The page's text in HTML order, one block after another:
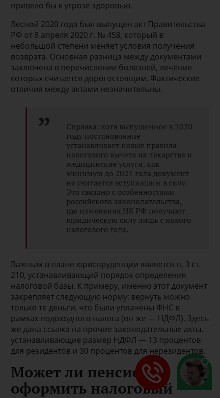
привело бы к угрозе здоровью.
Весной 2020 года был выпущен акт Правительства
РФ от 8 апреля 2020 г. № 458, который в
небольшой степени меняет условия получения
возврата. Основная разница между документами
заключена в перечислении болезней, лечение
которых считается дорогостоящим. Фактические
отличия между актами незначительны.
Справка: хотя выпущенное в 2020
году постановление
устанавливает новые правила
налогового вычета на лекарства и
медицинские услуги, как
минимум до 2021 года документ
не считается вступившим в силу.
Это связано с особенностями
российского законодательства,
где изменения НК РФ получают
юридическую силу лишь с нового
налогового года.
Важным в плане юриспруденции является п. 3 ст.
210, устанавливающий порядок определения
налоговой базы. К примеру, именно этот документ
закрепляет следующую норму: вернуть можно
только те деньги, что были уплачены ФНС в
рамках подоходного налога (он же — НДФЛ). Здесь
же дана ссылка на прочие законодательные акты,
устанавливающие размер НДФЛ — 13 процентов
для резидентов и 30 процентов для нерезидентов.
Может ли пенсионер
оформить налоговый